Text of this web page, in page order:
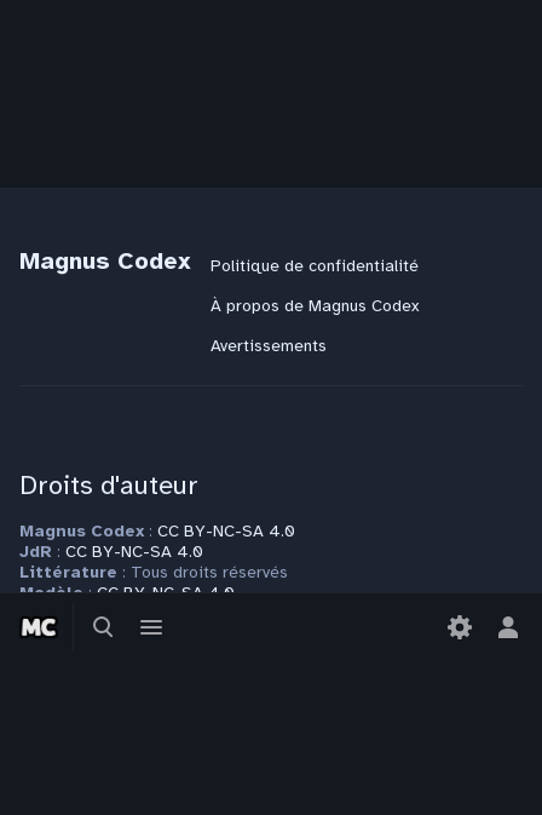
BasculerBasculer
le
Magnus Codex
Politique de confidentialité
À propos de Magnus Codex
Avertissements
Droits d'auteur
Magnus Codex : CC BY-NC-SA 4.0
JdR : CC BY-NC-SA 4.0
Littérature : Tous droits réservés
Modèle : CC BY-NC-SA 4.0
Autres espaces de nom